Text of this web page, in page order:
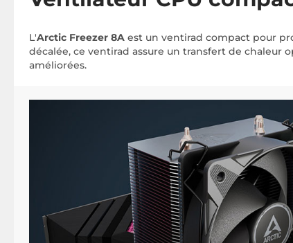
L'Arctic Freezer 8A est un ventirad compact pour
décalée, ce ventirad assure un transfert de
améliorées.